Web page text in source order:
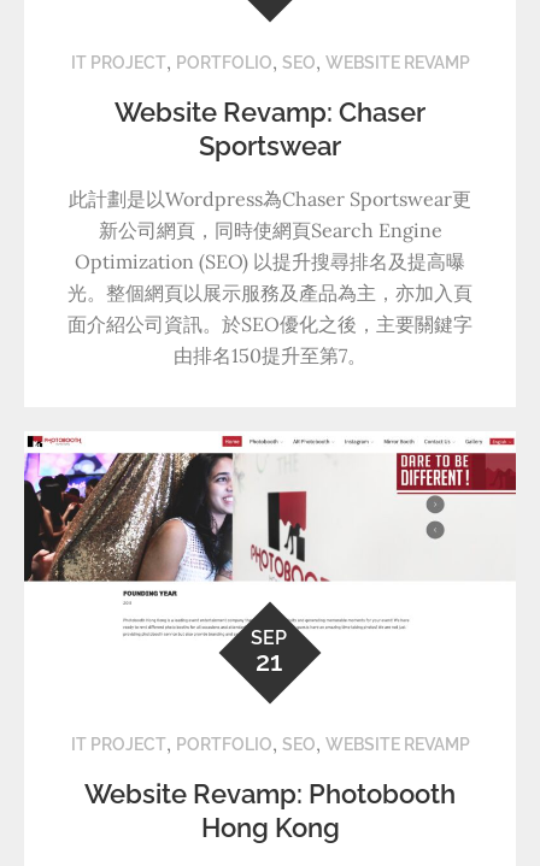
IT PROJECT, PORTFOLIO, SEO, WEBSITE REVAMP
Website Revamp: Chaser
Sportswear
此計劃是以Wordpress為Chaser Sportswear更
新公司網頁，同時使網頁Search Engine
Optimization (SEO) 以提升搜尋排名及提高曝
光。整個網頁以展示服務及產品為主，亦加入頁
面介紹公司資訊。於SEO優化之後，主要關鍵字
由排名150提升至第7。
SEP
21
IT PROJECT, PORTFOLIO, SEO, WEBSITE REVAMP
Website Revamp: Photobooth
Hong Kong